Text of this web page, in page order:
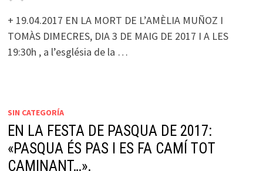
+ 19.04.2017 EN LA MORT DE L’AMÈLIA MUÑOZ I
TOMÀS DIMECRES, DIA 3 DE MAIG DE 2017 I A LES
19:30h , a l’església de la …
SIN CATEGORÍA
EN LA FESTA DE PASQUA DE 2017:
«PASQUA ÉS PAS I ES FA CAMÍ TOT
CAMINANT…».